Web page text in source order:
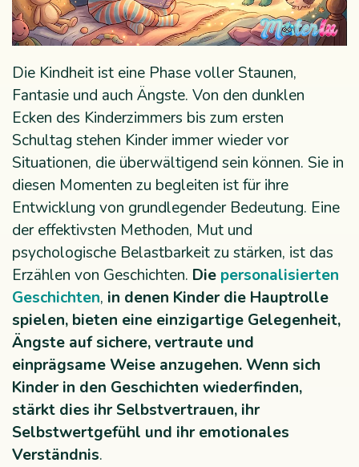
Die Kindheit ist eine Phase voller Staunen,
Fantasie und auch Ängste. Von den dunklen
Ecken des Kinderzimmers bis zum ersten
Schultag stehen Kinder immer wieder vor
Situationen, die überwältigend sein können. Sie in
diesen Momenten zu begleiten ist für ihre
Entwicklung von grundlegender Bedeutung. Eine
der effektivsten Methoden, Mut und
psychologische Belastbarkeit zu stärken, ist das
Erzählen von Geschichten. Die personalisierten
Geschichten, in denen Kinder die Hauptrolle
spielen, bieten eine einzigartige Gelegenheit,
Ängste auf sichere, vertraute und
einprägsame Weise anzugehen. Wenn sich
Kinder in den Geschichten wiederfinden,
stärkt dies ihr Selbstvertrauen, ihr
Selbstwertgefühl und ihr emotionales
Verständnis.